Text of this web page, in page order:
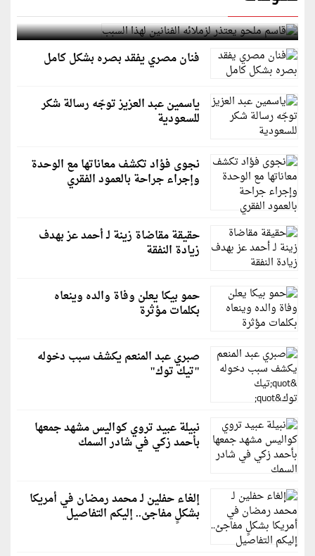
قاسم ملحو يعتذر لزملائه الفنانين لهذا السبب
فنان مصري يفقد بصره بشكل كامل
ياسمين عبد العزيز توجّه رسالة شكر
للسعودية
نجوى فؤاد تكشف معاناتها مع الوحدة
وإجراء جراحة بالعمود الفقري
حقيقة مقاضاة زينة لـ أحمد عز بهدف
زيادة النفقة
حمو بيكا يعلن وفاة والده وينعاه
بكلمات مؤثرة
صبري عبد المنعم يكشف سبب دخوله
"تيك توك"
نبيلة عبيد تروي كواليس مشهد جمعها
بأحمد زكي في شادر السمك
إلغاء حفلين لـ محمد رمضان في أمريكا
بشكلٍ مفاجئ.. إليكم التفاصيل